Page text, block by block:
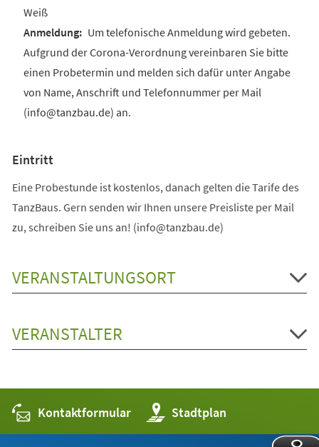
Weiß
Um telefonische Anmeldung wird gebeten.
Aufgrund der Corona-Verordnung vereinbaren Sie bitte
einen Probetermin und melden sich dafür unter Angabe
von Name, Anschrift und Telefonnummer per Mail
(info@tanzbau.de) an.
Eintritt
Eine Probestunde ist kostenlos, danach gelten die Tarife des
TanzBaus. Gern senden wir Ihnen unsere Preisliste per Mail
zu, schreiben Sie uns an! (info@tanzbau.de)
VERANSTALTUNGSORT
VERANSTALTER
Kontaktformular Stadtplan
(Öffnet
in
einem